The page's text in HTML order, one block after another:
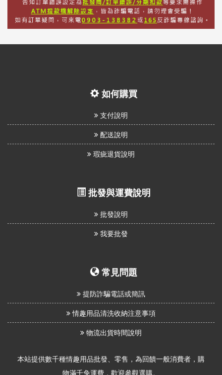
如何購買
支付說明
配送說明
瑕疵退貨說明
批發與運費說明
批發說明
我要批發
常見問題
提防詐騙電話或簡訊
情趣用品清洗收納注意事項
物流出貨時間說明
本站提供數千種情趣用品批發、零售，為回饋一般消費者，購
物滿千免運費，歡迎參觀選購。